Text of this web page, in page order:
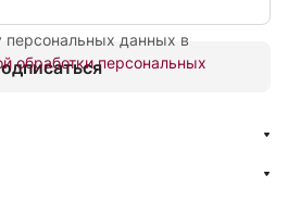
персональных данных в
обработки персональных